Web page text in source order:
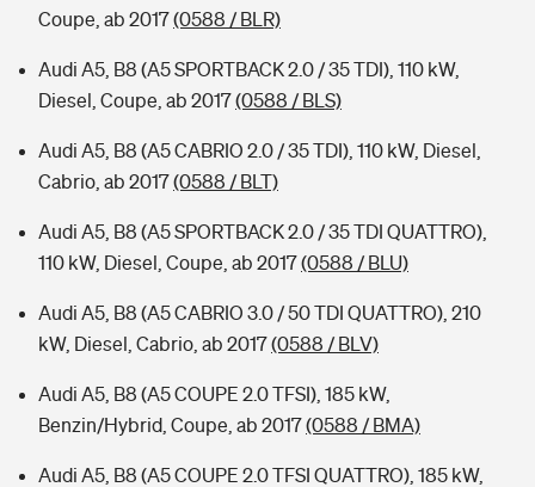
Coupe, ab 2017(0588 / BLR)
Audi A5, B8 (A5 SPORTBACK 2.0 / 35 TDI), 110 kW,
Diesel, Coupe, ab 2017(0588 / BLS)
Audi A5, B8 (A5 CABRIO 2.0 / 35 TDI), 110 kW, Diesel,
Cabrio, ab 2017(0588 / BLT)
Audi A5, B8 (A5 SPORTBACK 2.0 / 35 TDI QUATTRO),
110 kW, Diesel, Coupe, ab 2017(0588 / BLU)
Audi A5, B8 (A5 CABRIO 3.0 / 50 TDI QUATTRO), 210
kW, Diesel, Cabrio, ab 2017(0588 / BLV)
Audi A5, B8 (A5 COUPE 2.0 TFSI), 185 kW,
Benzin/Hybrid, Coupe, ab 2017(0588 / BMA)
Audi A5, B8 (A5 COUPE 2.0 TFSI QUATTRO), 185 kW,